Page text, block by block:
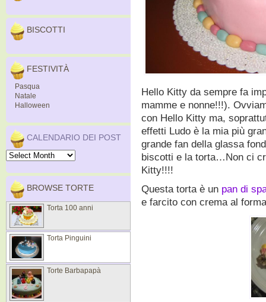
BISCOTTI
FESTIVITÀ
Pasqua
Natale
Halloween
CALENDARIO DEI POST
BROWSE TORTE
Torta 100 anni
Torta Pinguini
Torte Barbapapà
Hello Kitty da sempre fa
mamme e nonne!!!).
con Hello Kitty ma,
effetti Ludo è la mia più
grande fan della glassa
biscotti e la torta…Non ci
Kitty!!!!
Questa torta è un pan di
e farcito con crema al